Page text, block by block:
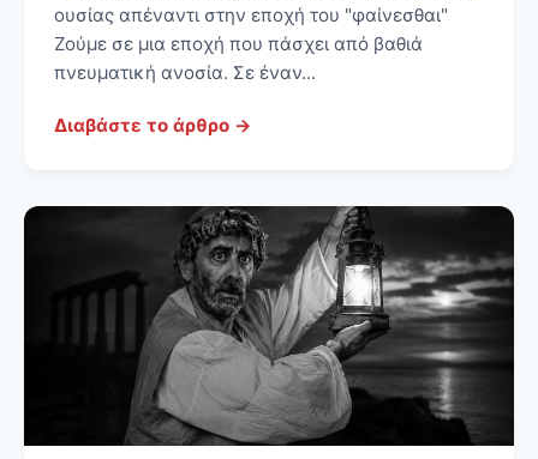
ουσίας απέναντι στην εποχή του "φαίνεσθαι"
Ζούμε σε μια εποχή που πάσχει από βαθιά
πνευματική ανοσία. Σε έναν...
Διαβάστε το άρθρο →